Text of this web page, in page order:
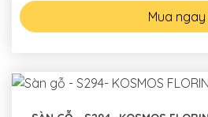
Mua ngay